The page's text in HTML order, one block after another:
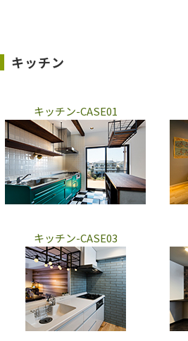
キッチン
キッチン-CASE01
キッチン-CASE03